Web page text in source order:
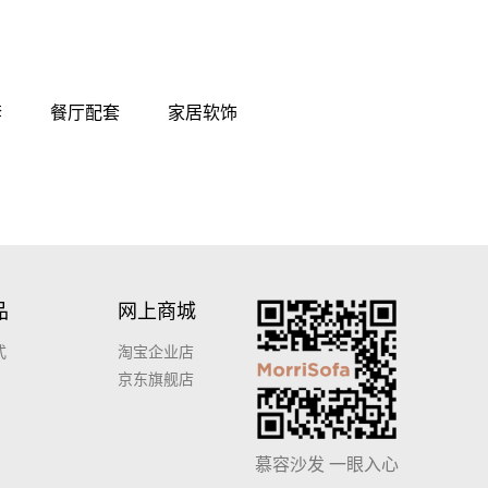
餐厅配套 家居软饰
网上商城
淘宝企业店
京东旗舰店
慕容沙发 一眼入心